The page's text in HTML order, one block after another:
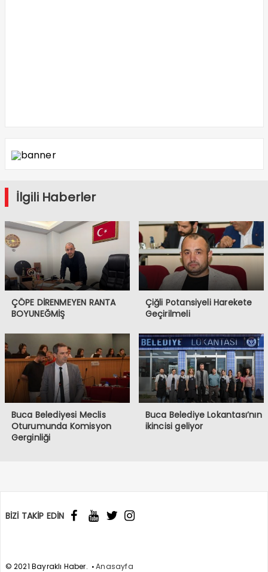
İlgili Haberler
ÇÖPE DİRENMEYEN RANTA
BOYUNEĞMİŞ
Çiğli Potansiyeli Harekete
Geçirilmeli
Buca Belediyesi Meclis
Oturumunda Komisyon
Gerginliği
Buca Belediye Lokantası’nın
ikincisi geliyor
BİZİ TAKİP EDİN
© 2021 Bayraklı Haber.
Anasayfa